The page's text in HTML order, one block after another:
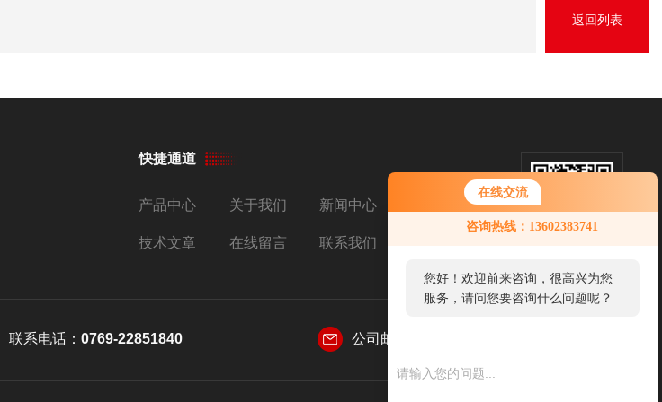
在线交流
咨询热线：13602383741
您好！欢迎前来咨询，很高兴为您
服务，请问您要咨询什么问题呢？
返回列表
快捷通道
产品中心 关于我们 新闻中心
技术文章 在线留言 联系我们
联系电话： 0769-22851840 公司邮箱：